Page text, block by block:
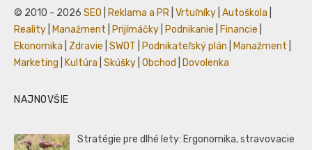
© 2010 - 2026 SEO Reklama a PR Vrtuľníky Autoškola
Reality
Manažment Prijímáčky Podnikanie Financie
Ekonomika
Zdravie SWOT Podnikateľský plán Manažment
Marketing
Kultúra Skúšky Obchod Dovolenka
NAJNOVŠIE
Stratégie pre dlhé lety: Ergonomika, stravovacie